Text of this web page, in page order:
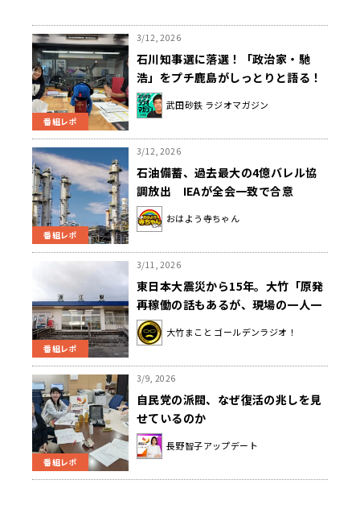
番組レポ
3/12, 2026
石川知事選に落選！「政治家・馳
浩」をプチ鹿島がしっとりと語る！
武田砂鉄 ラジオマガジン
番組レポ
3/12, 2026
石油備蓄、過去最大の4億バレル協
調放出 IEAが全会一致で合意
おはよう寺ちゃん
番組レポ
3/11, 2026
東日本大震災から15年。大竹「原発
再稼働の話もあるが、現場の一人一
人の声これからも大事にしなくちゃ
いけない」
大竹まこと ゴールデンラジオ！
番組レポ
3/9, 2026
自民党の派閥、なぜ復活の兆しを見
せているのか
長野智子アップデート